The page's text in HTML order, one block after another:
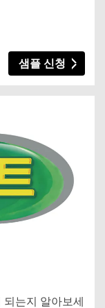
샘플 신청
는지 알아보세